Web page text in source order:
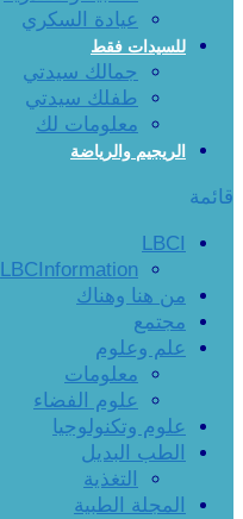
عيادة السكري
للسيدات فقط
جمالك سيدتي
طفلك سيدتي
معلومات لك
الريجيم والرياضة
قائمة
LBCI
LBCInformation
من هنا وهناك
مجتمع
علم وعلوم
معلومات
علوم الفضاء
علوم وتكنولوجيا
الطب البديل
التغذية
المجلة الطبية